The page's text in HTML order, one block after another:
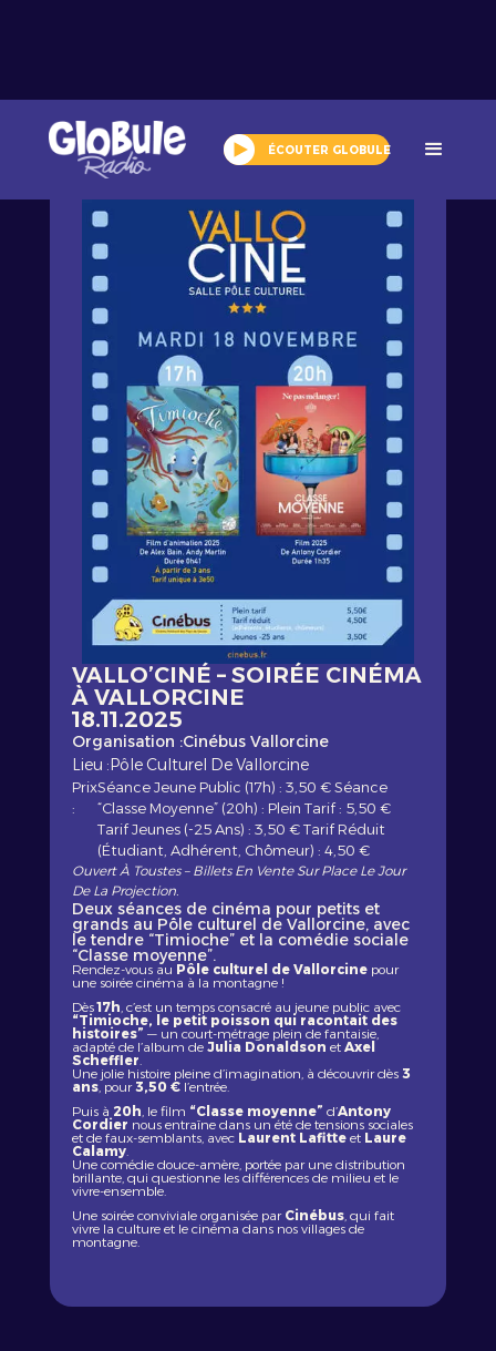
ÉCOUTER GLOBULE
Tout l'agenda
VALLO’CINÉ – SOIRÉE CINÉMA
À VALLORCINE
18.11.2025
Organisation :Cinébus Vallorcine
Lieu :Pôle Culturel De Vallorcine
Prix
:
Séance Jeune Public (17h) : 3,50 € Séance
“Classe Moyenne” (20h) : Plein Tarif : 5,50 €
Tarif Jeunes (-25 Ans) : 3,50 € Tarif Réduit
(étudiant, Adhérent, Chômeur) : 4,50 €
Ouvert À Toustes – Billets En Vente Sur Place Le Jour
De La Projection.
Deux séances de cinéma pour petits et
grands au Pôle culturel de Vallorcine, avec
le tendre “Timioche” et la comédie sociale
“Classe moyenne”.
Rendez-vous au Pôle culturel de Vallorcinepour
une soirée cinéma à la montagne !
Dès17h , c’est un temps consacré au jeune public avec
“Timioche, le petit poisson qui racontait des
histoires” — un court-métrage plein de fantaisie,
adapté de l’album de Julia Donaldson et Axel
Scheffler
Une jolie histoire pleine d’imagination, à découvrir dès 3
ans, pour3,50 €l’entrée.
Puis à 20h , le film “Classe moyenne” d’Antony
Cordier nous entraîne dans un été de tensions sociales
et de faux-semblants, avec Laurent Lafitteet Laure
Calamy.
Une comédie douce-amère, portée par une distribution
brillante, qui questionne les différences de milieu et le
vivre-ensemble.
Une soirée conviviale organisée par Cinébus, qui fait
vivre la culture et le cinéma dans nos villages de
montagne.